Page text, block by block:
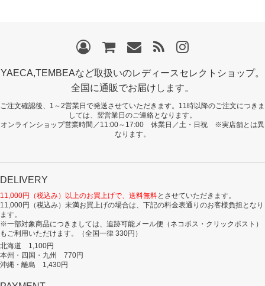
YAECA,TEMBEAなど取扱いのレディースセレクトショップ。
全国に通販でお届けします。
ご注文確認後、1～2営業日で発送させていただきます。11時以降のご注文につきま
しては、翌営業日のご連絡となります。
オンラインショップ営業時間／11:00～17:00 休業日／土・日祝 ※実店舗とは異
なります。
DELIVERY
11,000円（税込み）以上のお買上げで、送料無料とさせていただきます。
11,000円（税込み）未満お買上げの場合は、下記の料金表通りのお客様負担となり
ます。
※一部対象商品につきましては、追跡可能メール便（ネコポス・クリックポスト）
もご利用いただけます。（全国一律 330円）
北海道 1,100円
本州・四国・九州 770円
沖縄・離島 1,430円